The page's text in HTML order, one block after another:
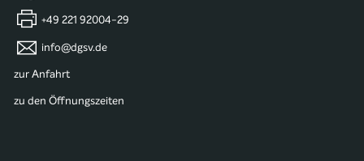
+49 221 92004-29
info@dgsv.de
zur Anfahrt
zu den Öffnungszeiten